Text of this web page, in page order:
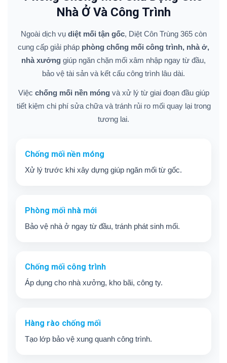
Nhà Ở Và Công Trình
Ngoài dịch vụ diệt mối tận gốc, Diệt Côn Trùng 365 còn
cung cấp giải pháp phòng chống mối công trình, nhà ở,
nhà xưởng giúp ngăn chặn mối xâm nhập ngay từ đầu,
bảo vệ tài sản và kết cấu công trình lâu dài.
Việc chống mối nền móngvà xử lý từ giai đoạn đầu giúp
tiết kiệm chi phí sửa chữa và tránh rủi ro mối quay lại trong
tương lai.
Chống mối nền móng
Xử lý trước khi xây dựng giúp ngăn mối từ gốc.
Phòng mối nhà mới
Bảo vệ nhà ở ngay từ đầu, tránh phát sinh mối.
Chống mối công trình
Áp dụng cho nhà xưởng, kho bãi, công ty.
Hàng rào chống mối
Tạo lớp bảo vệ xung quanh công trình.